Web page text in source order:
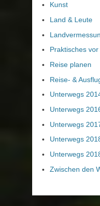
Kunst
Land & Leute
Praktisches
Reise planen
Reise- &
Unterwegs
Unterwegs
Unterwegs
Unterwegs
Unterwegs
Zwischen den